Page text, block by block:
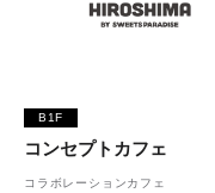
B1F
コンセプトカフェ
コラボレーションカフェ